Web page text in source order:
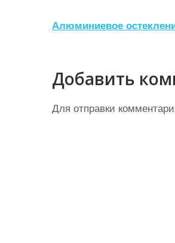
Н
в
и
г
Алюминиевое
Добавить
Для отправки